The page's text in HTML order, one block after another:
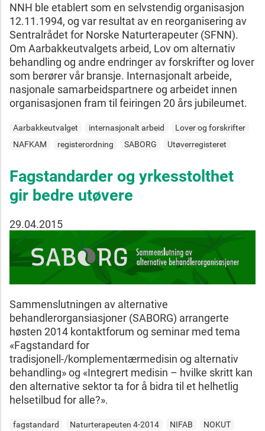
NNH ble etablert som en selvstendig organisasjon
12.11.1994, og var resultat av en reorganisering av
Sentralrådet for Norske Naturterapeuter (SFNN).
Om Aarbakkeutvalgets arbeid, Lov om alternativ
behandling og andre endringer av forskrifter og lover
som berører vår bransje. Internasjonalt arbeide,
nasjonale samarbeidspartnere og arbeidet innen
organisasjonen fram til feiringen 20 års jubileumet.
Aarbakkeutvalget internasjonalt arbeid
Lover og forskrifter
NAFKAM
registerordning SABORG Utøverregisteret
Fagstandarder og yrkesstolthet
gir bedre utøvere
29.04.2015
Sammenslutningen av alternative
behandlerorgansiasjoner (SABORG) arrangerte
høsten 2014 kontaktforum og seminar med tema
«Fagstandard for
tradisjonell-/komplementærmedisin og alternativ
behandling» og «Integrert medisin – hvilke skritt kan
den alternative sektor ta for å bidra til et helhetlig
helsetilbud for alle?».
fagstandard Naturterapeuten 4-2014 NIFAB
NOKUT